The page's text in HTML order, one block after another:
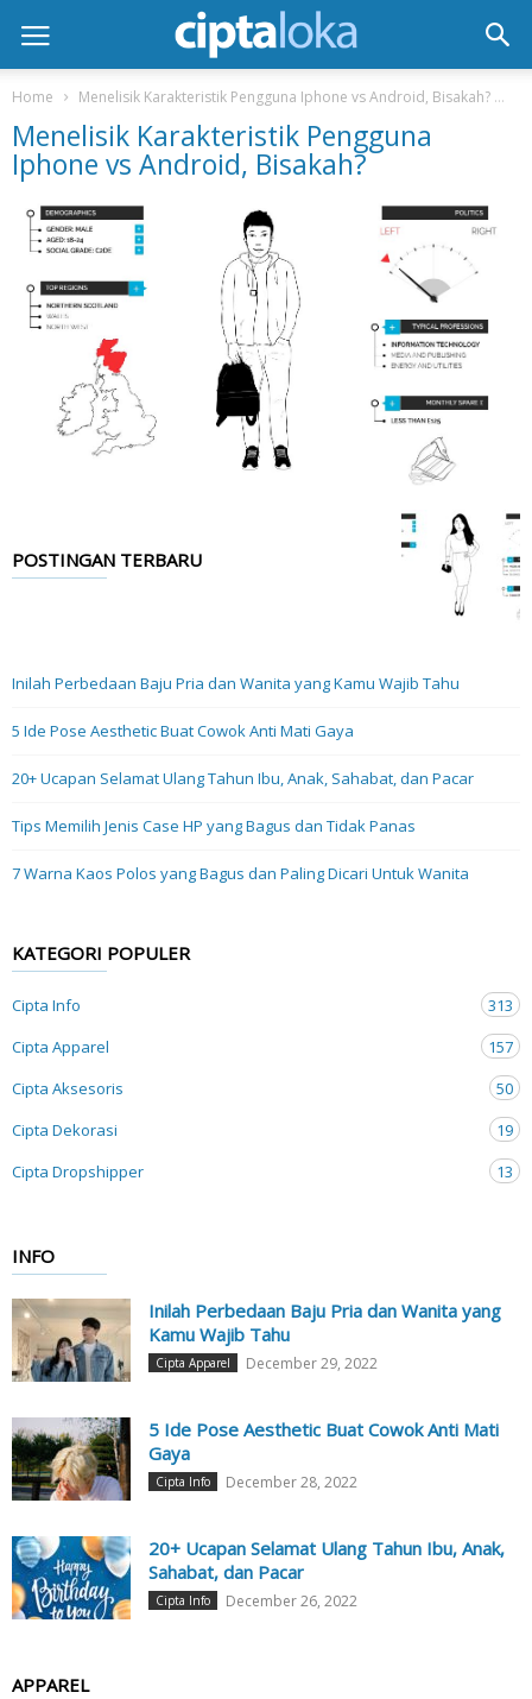
Home Menelisik Karakteristik Pengguna Iphone vs Android, Bisakah?
Menelisik Karakteristik Pengguna
Iphone vs Android, Bisakah?
POSTINGAN TERBARU
Inilah Perbedaan Baju Pria dan Wanita yang Kamu Wajib Tahu
5 Ide Pose Aesthetic Buat Cowok Anti Mati Gaya
20+ Ucapan Selamat Ulang Tahun Ibu, Anak, Sahabat, dan Pacar
Tips Memilih Jenis Case HP yang Bagus dan Tidak Panas
7 Warna Kaos Polos yang Bagus dan Paling Dicari Untuk Wanita
KATEGORI POPULER
Cipta Info
313
Cipta Apparel
157
Cipta Aksesoris
50
Cipta Dekorasi
19
Cipta Dropshipper
13
INFO
Inilah Perbedaan Baju Pria dan Wanita yang
Kamu Wajib Tahu
Cipta Apparel December 29, 2022
5 Ide Pose Aesthetic Buat Cowok Anti Mati
Gaya
Cipta Info December 28, 2022
20+ Ucapan Selamat Ulang Tahun Ibu, Anak,
Sahabat, dan Pacar
Cipta Info December 26, 2022
APPAREL